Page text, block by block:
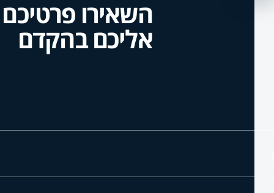
השאירו פרטיכם
אליכם בהקדם